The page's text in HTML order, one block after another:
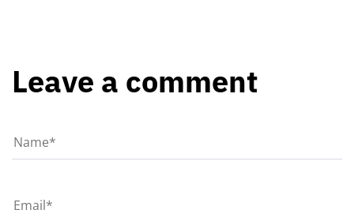
Leave a comment